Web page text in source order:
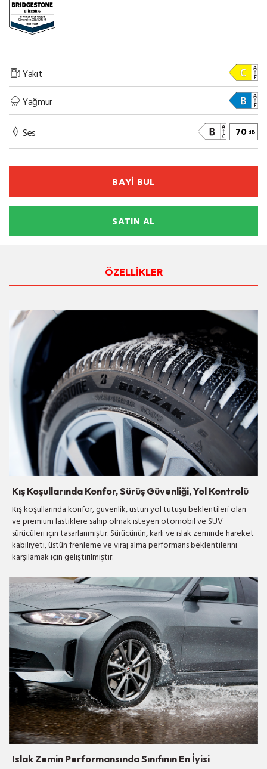
Yakıt
Yağmur
Ses 70 dB
BAYİ BUL
SATIN AL
ÖZELLİKLER
Kış Koşullarında Konfor, Sürüş Güvenliği, Yol Kontrolü
Kış koşullarında konfor, güvenlik, üstün yol tutuşu beklentileri olan
ve premium lastiklere sahip olmak isteyen otomobil ve SUV
sürücüleri için tasarlanmıştır. Sürücünün, karlı ve ıslak zeminde hareket
kabiliyeti, üstün frenleme ve viraj alma performans beklentilerini
karşılamak için geliştirilmiştir.
Islak Zemin Performansında Sınıfının En İyisi